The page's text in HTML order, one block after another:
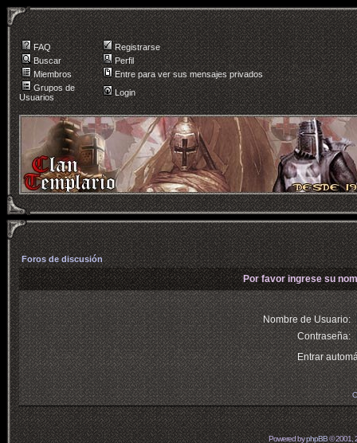
FAQ
Registrarse
Buscar
Perfil
Miembros
Entre para ver sus mensajes privados
Grupos de
Usuarios
Login
Foros de discusión
Por favor ingrese su
Nombre de Usuario:
Contraseña:
Entrar
Powered byphpBB© 2001,